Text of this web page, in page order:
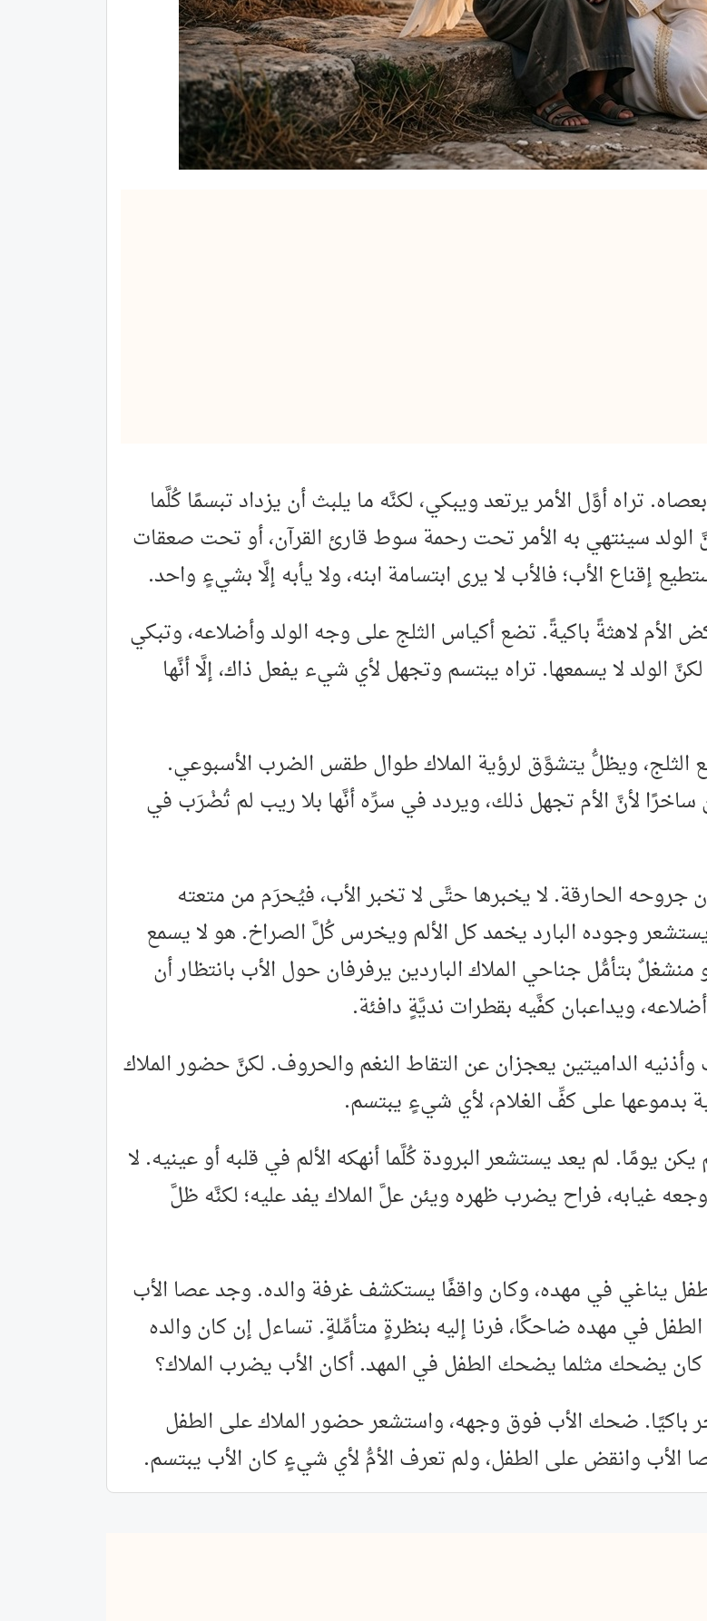
تراه أوَّل الأمر يرتعد ويبكي، لكنَّه ما يلبث أن يزداد تبسمًا كُلَّما
الولد سينتهي به الأمر تحت رحمة سوط قارئ القرآن، أو تحت صعقات
إقناع الأب؛ فالأب لا يرى ابتسامة ابنه، ولا يأبه إلَّا بشيءٍ واحد.
لاهثةً باكيةً. تضع أكياس الثلج على وجه الولد وأضلاعه، وتبكي
الولد لا يسمعها. تراه يبتسم وتجهل لأي شيء يفعل ذاك، إلَّا أنَّها
الثلج، ويظلُّ يتشوَّق لرؤية الملاك طوال طقس الضرب الأسبوعي.
ساخرًا لأنَّ الأم تجهل ذلك، ويردد في سرِّه أنَّها بلا ريب لم تُضْرَب في
جروحه الحارقة. لا يخبرها حتَّى لا تخبر الأب، فيُحرَم من متعته
وجوده البارد يخمد كل الألم ويخرس كُلَّ الصراخ. هو لا يسمع
بتأمُّل جناحي الملاك الباردين يرفرفان حول الأب بانتظار أن
ويداعبان كفَّيه بقطرات نديَّةٍ دافئة.
وأذنيه الداميتين يعجزان عن التقاط النغم والحروف. لكنَّ حضور الملاك
بدموعها على كفِّ الغلام، لأي شيءٍ يبتسم.
يومًا. لم يعد يستشعر البرودة كُلَّما أنهكه الألم في قلبه أو عينيه. لا
غيابه، فراح يضرب ظهره ويئن علَّ الملاك يفد عليه؛ لكنَّه ظلَّ
يناغي في مهده، وكان واقفًا يستكشف غرفة والده. وجد عصا الأب
في مهده ضاحكًا، فرنا إليه بنظرةٍ متأمِّلةٍ. تساءل إن كان والده
يضحك مثلما يضحك الطفل في المهد. أكان الأب يضرب الملاك؟
ضحك الأب فوق وجهه، واستشعر حضور الملاك على الطفل
وانقض على الطفل، ولم تعرف الأمُّ لأي شيءٍ كان الأب يبتسم.